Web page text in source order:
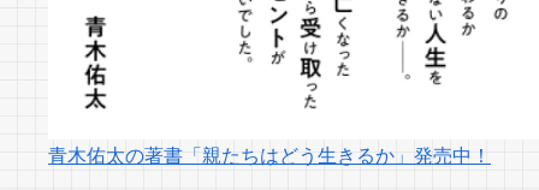
青木佑太の著書「親たちはどう生きるか」発売中！